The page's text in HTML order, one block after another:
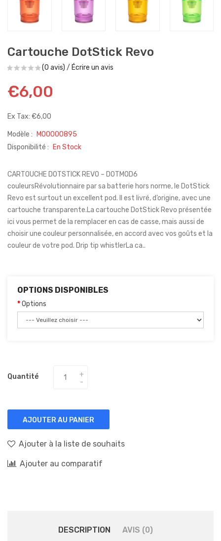
Cartouche DotStick Revo
(0 avis) / Écrire un avis
€6,00
Ex Tax: €6,00
Modèle :
M00000895
Disponibilité :
En Stock
CARTOUCHE DOTSTICK REVO – DOTMOD6
couleursRévolutionnaire par sa batterie hors norme, le DotStick
Revo est surtout un excellent pod. Il est livré, d’origine, avec une
cartouche transparente.La cartouche DotStick Revo présentée
ici vous permet de la remplacer en cas de casse, mais aussi de
choisir une couleur personnalisée, en accord avec vos goûts et la
couleur de votre pod. Drip tip whistlerLa ca..
OPTIONS DISPONIBLES
Options
Quantité
AJOUTER AU PANIER
Ajouter à la liste de souhaits
Ajouter au comparatif
DESCRIPTION AVIS (0)